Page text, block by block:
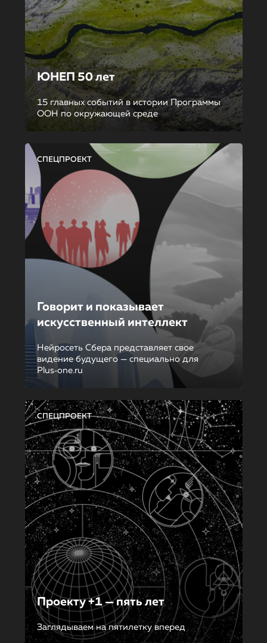
ЮНЕП 50 лет
15 главных событий в истории Программы
ООН по окружающей среде
СПЕЦПРОЕКТ
Говорит и показывает
искусственный интеллект
Нейросеть Сбера представляет свое
видение будущего — специально для
Plus‑one.ru
СПЕЦПРОЕКТ
Проекту +1 — пять лет
Заглядываем на пятилетку вперед